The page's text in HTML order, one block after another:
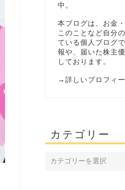
中。
本ブログは、お金
このことなど自分
ている個人ブログ
報や、届いた株主
しております。
→ 詳しいプロフィ
カテゴリー